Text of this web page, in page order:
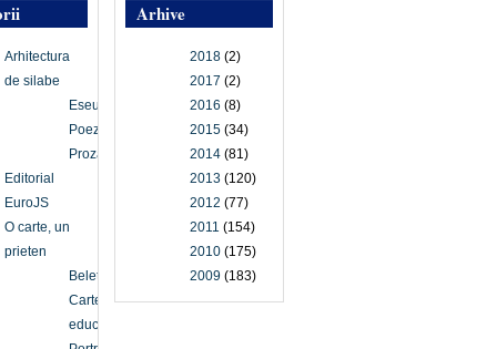
Arhive
2018 (2)
2017 (2)
2016 (8)
2015 (34)
2014 (81)
2013 (120)
2012 (77)
2011 (154)
2010 (175)
2009 (183)
Arhitectura
de silabe
Eseu
Poezie
Proză
Editorial
EuroJS
O carte, un
prieten
Beletristică
Carte
educațională